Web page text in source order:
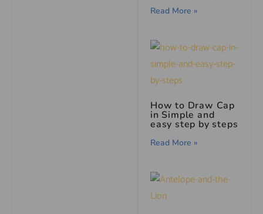
Read More »
How to Draw Cap
in Simple and
easy step by steps
Read More »